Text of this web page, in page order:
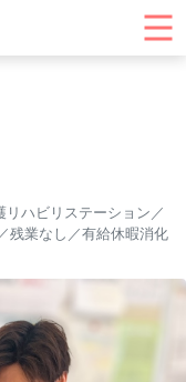
ハビリステーション／
残業なし／有給休暇消化